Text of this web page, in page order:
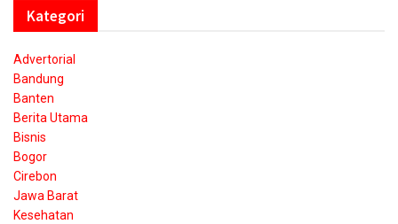
Kategori
Advertorial
Bandung
Banten
Berita Utama
Bisnis
Bogor
Cirebon
Jawa Barat
Kesehatan